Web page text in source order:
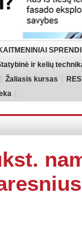
ir kelių
Žaliasis kursas